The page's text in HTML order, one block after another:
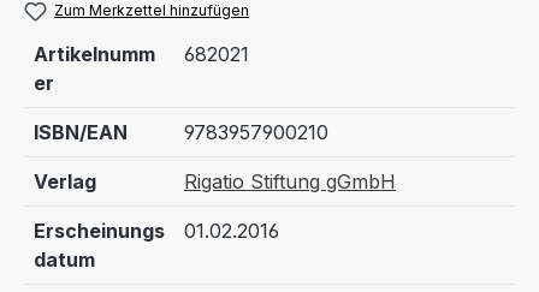
Zum Merkzettel hinzufügen
Artikelnumm
er
682021
ISBN/EAN 9783957900210
Verlag Rigatio Stiftung gGmbH
Erscheinungs
datum
01.02.2016